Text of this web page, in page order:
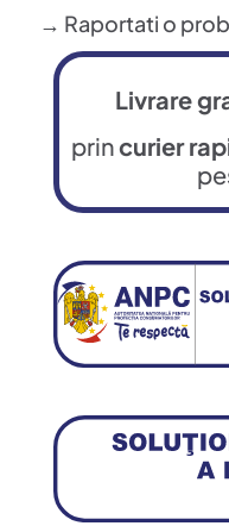
→ Raportati o
Livrare
princurier